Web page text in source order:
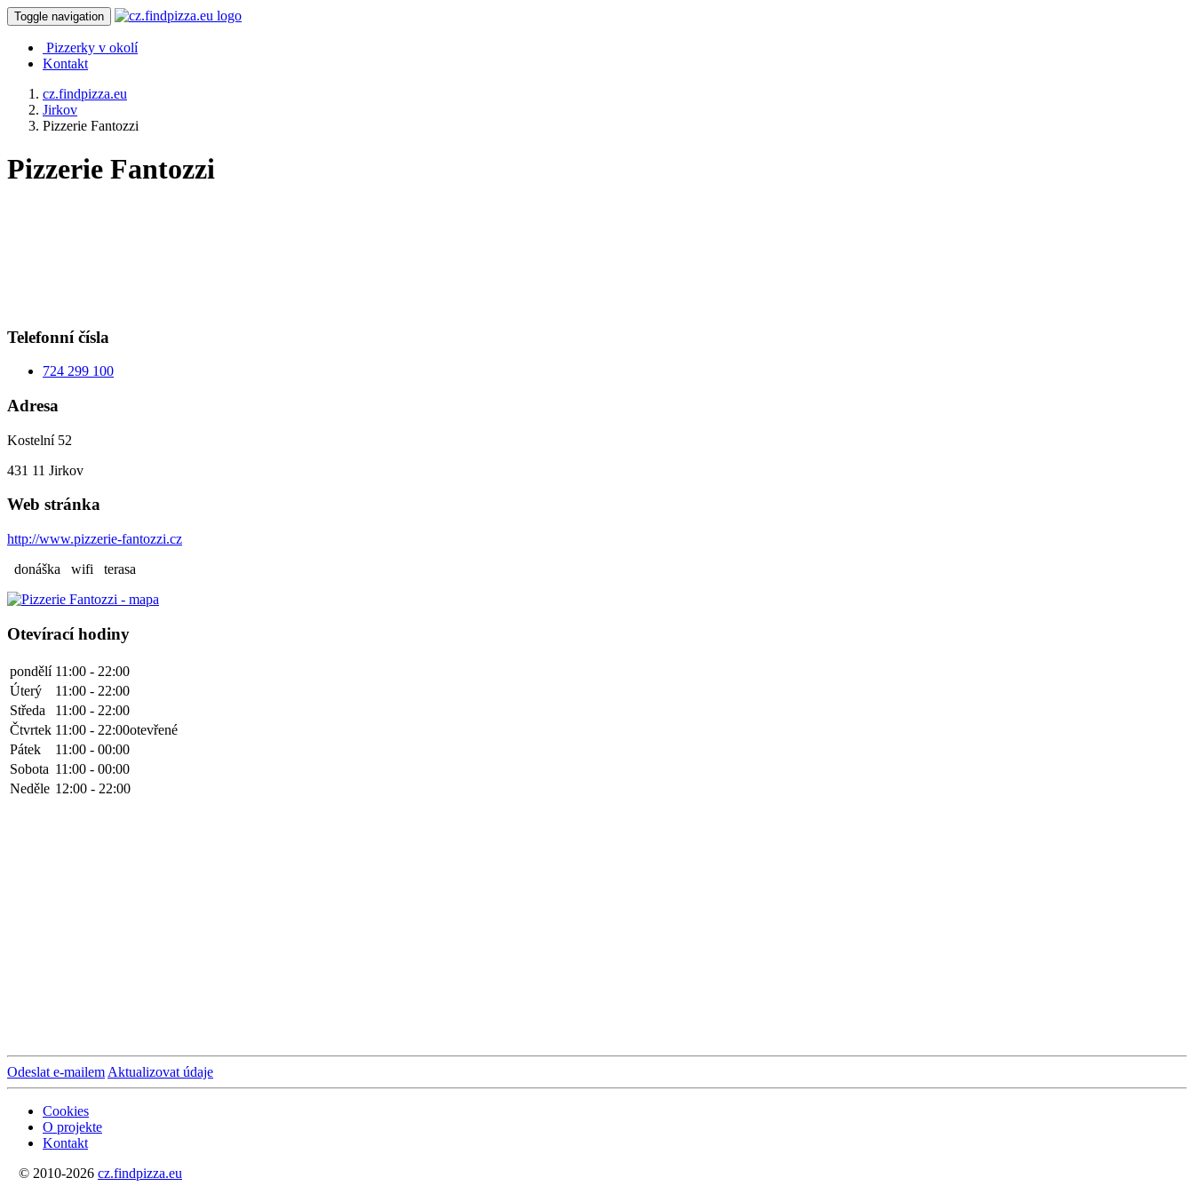
Toggle navigation
Pizzerky v okolí
Kontakt
cz.findpizza.eu
Jirkov
Pizzerie Fantozzi
Pizzerie Fantozzi
Telefonní čísla
724 299 100
Adresa
Kostelní 52
431 11 Jirkov
Web stránka
http://www.pizzerie-fantozzi.cz
donáška
wifi terasa
Otevírací hodiny
pondělí 11:00 - 22:00
Úterý
11:00 - 22:00
Středa
11:00 - 22:00
Čtvrtek 11:00 - 22:00otevřené
Pátek
11:00 - 00:00
Sobota 11:00 - 00:00
Neděle 12:00 - 22:00
Odeslat e-mailem Aktualizovat údaje
Cookies
O projekte
Kontakt
© 2010-2026 cz.findpizza.eu